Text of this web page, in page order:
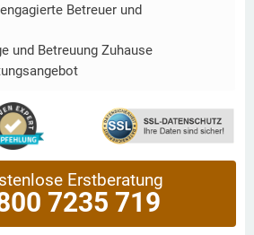
Betreuer und
und Betreuung Zuhause
Erstberatung
7235 719